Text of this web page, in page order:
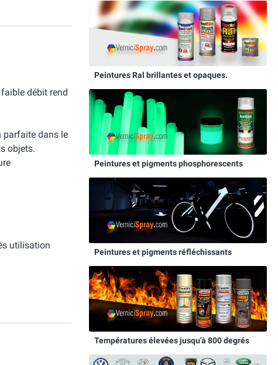
débit rend
parfaite dans le
objets.
utilisation
Peintures Ral brillantes et opaques.
Peintures et pigments phosphorescents
Peintures et pigments réfléchissants
Températures élevées jusqu'à 800 degrés